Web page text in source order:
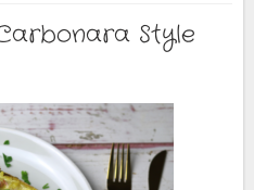
Style